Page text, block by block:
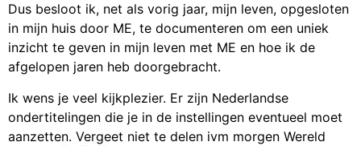
Dus besloot ik, net als vorig jaar, mijn leven, opgesloten
in mijn huis door ME, te documenteren om een ​​uniek
inzicht te geven in mijn leven met ME en hoe ik de
afgelopen jaren heb doorgebracht.
Ik wens je veel kijkplezier. Er zijn Nederlandse
ondertitelingen die je in de instellingen eventueel moet
aanzetten. Vergeet niet te delen ivm morgen Wereld